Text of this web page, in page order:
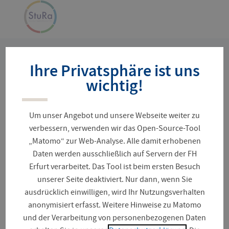
Startseite
überspringen
sind
hier:
›
Die Kulturmenschen
Das Referat Kultur unterstützt das kulturelle und
studentische Leben an der Fachhochschule Erfurt. In
Kooperation mit engagierten Studierenden der FH,
weiteren Referaten, StuRäs anderer Hochschulen
sowie jungen Organisationen, haben wir die
Möglichkeit das Campusleben vielfältig zu gestalten.
Ihre Privatsphäre ist uns
wichtig!
Um unser Angebot und unsere Webseite weiter zu
verbessern, verwenden wir das Open-Source-Tool
„Matomo“ zur Web-Analyse. Alle damit erhobenen
Daten werden ausschließlich auf Servern der FH
Erfurt verarbeitet. Das Tool ist beim ersten Besuch
unserer Seite deaktiviert. Nur dann, wenn Sie
ausdrücklich einwilligen, wird Ihr Nutzungsverhalten
anonymisiert erfasst. Weitere Hinweise zu Matomo
und der Verarbeitung von personenbezogenen Daten